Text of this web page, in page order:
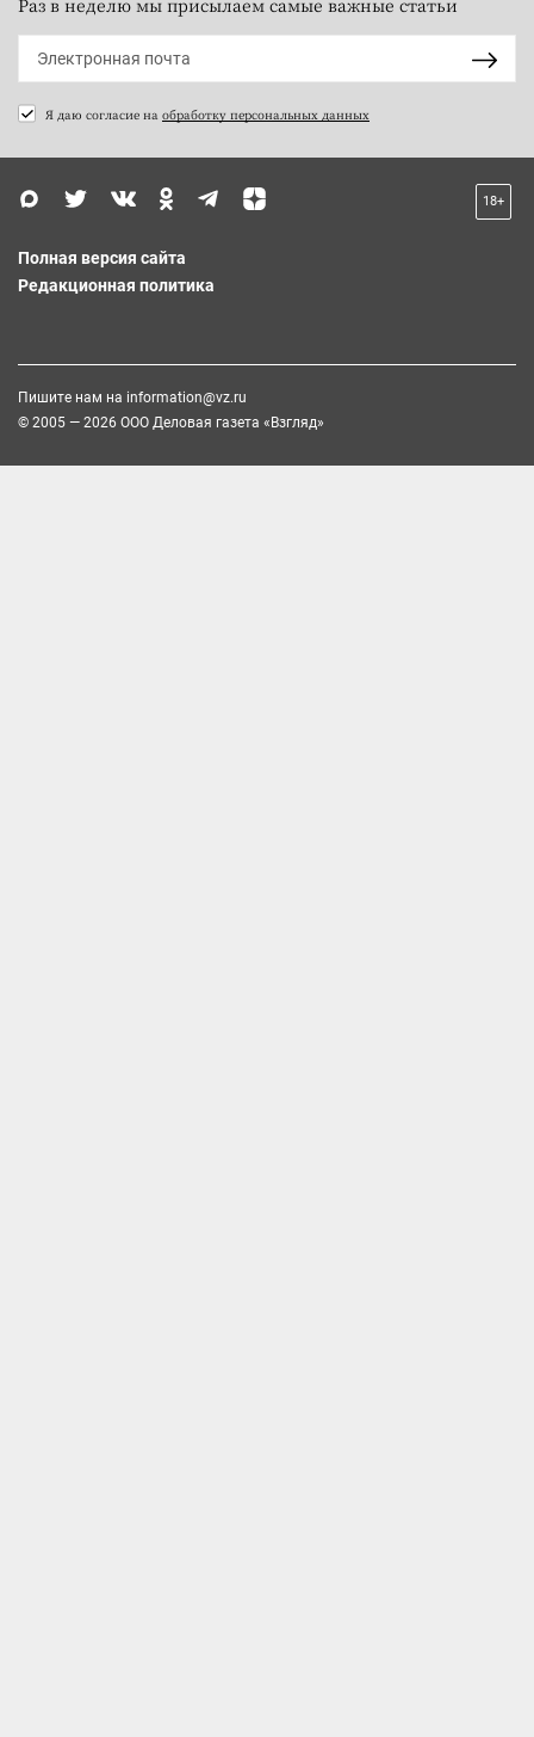
Я даю согласие на обработку персональных данных
18+
Полная версия сайта
Редакционная политика
Пишите нам на information@vz.ru
© 2005 — 2026 ООО Деловая газета «Взгляд»